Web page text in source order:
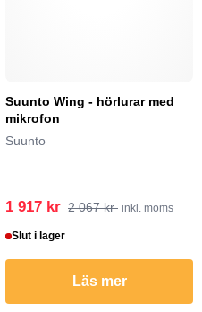
Suunto Wing - hörlurar med
mikrofon
Suunto
1 917 kr 2 067 kr inkl. moms
Slut i lager
Läs mer